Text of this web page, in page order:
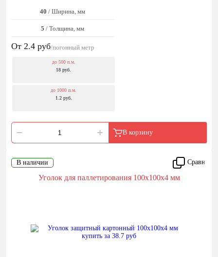
40 / Ширина, мм
5 / Толщина, мм
От 2.4 руб/погонный метр
до 500 п.м.
18 руб.
до 1000 п.м.
1.2 руб.
В корзину
Сравнить
В наличии
Уголок для паллетирования 100x100x4 мм